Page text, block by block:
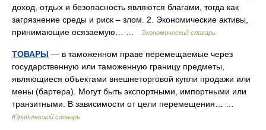
доход, отдых и безопасность являются благами, тогда как
загрязнение среды и риск – злом. 2. Экономические активы,
принимающие осязаемую… …
Экономический словарь
ТОВАРЫ — в таможенном праве перемещаемые через
государственную или таможенную границу предметы,
являющиеся объектами внешнеторговой купли продажи или
мены (бартера). Могут быть экспортными, импортными или
транзитными. В зависимости от цели перемещения… …
Юридический словарь